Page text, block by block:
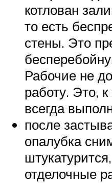
котлован
то есть
стены. Это
Рабочие не
работу. Это,
всегда
после
опалубка
отделочные